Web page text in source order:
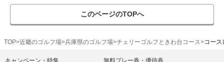
このページのTOPへ
TOP 近畿のゴルフ場 兵庫県のゴルフ場 チェリーゴルフときわ台コース コース
キャンペーン・特集 無料プレー券・優待券